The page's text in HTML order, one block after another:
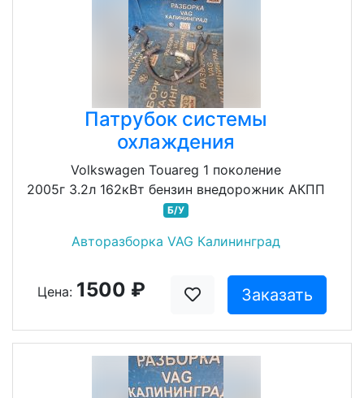
Патрубок системы
охлаждения
Volkswagen Touareg 1 поколение
2005г 3.2л 162кВт бензин внедорожник АКПП
Б/У
Авторазборка VAG Калининград
Цена: 1500 ₽ Заказать